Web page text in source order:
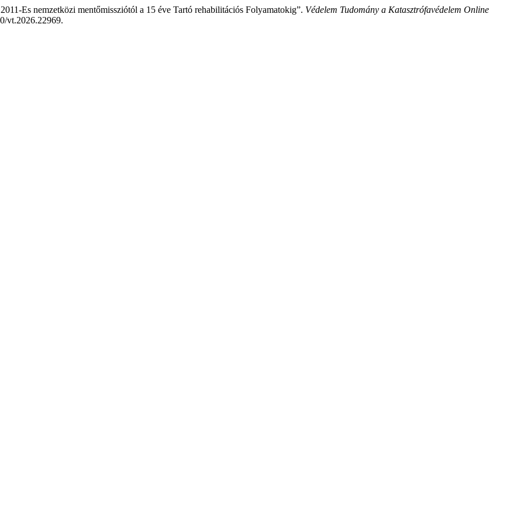
Es nemzetközi mentőmissziótól a 15 éve Tartó rehabilitációs Folyamatokig”. Védelem Tudomány a Katasztrófavédelem Online
vt.2026.22969.